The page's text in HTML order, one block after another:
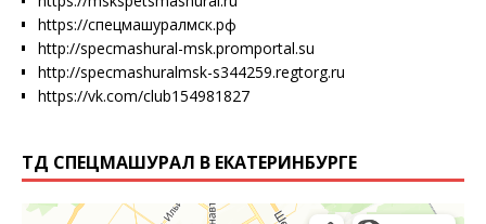
https://спецмашуралмск.рф
http://specmashural-msk.promportal.su
http://specmashuralmsk-s344259.regtorg.ru
https://vk.com/club154981827
ТД СПЕЦМАШУРАЛ В ЕКАТЕРИНБУРГЕ